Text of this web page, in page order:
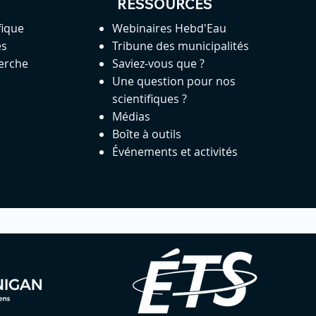
RESSOURCES
Webinaires Hebd'Eau
Tribune des municipalités
Saviez-vous que ?
Une question pour nos
scientifiques ?
Médias
Boîte à outils
Événements et activités